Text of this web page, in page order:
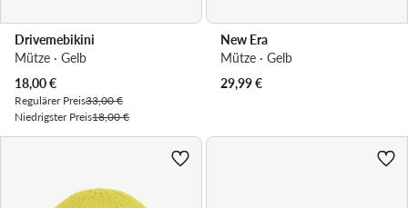
Drivemebikini
Mütze · Gelb
Aktueller Preis
18,00€
Regulärer Preis33,00 €
Niedrigster Preis18,00 €
New Era
Mütze · Gelb
29,99€